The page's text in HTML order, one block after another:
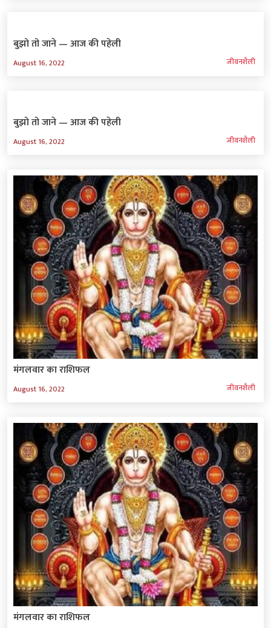
बुझो तो जाने — आज की पहेली
August 16, 2022 जीवनशैली
बुझो तो जाने — आज की पहेली
August 16, 2022 जीवनशैली
मंगलवार का राशिफल
August 16, 2022 जीवनशैली
मंगलवार का राशिफल